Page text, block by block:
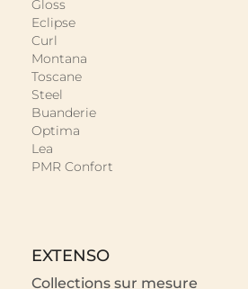
Gloss
Eclipse
Curl
Montana
Toscane
Steel
Buanderie
Optima
Lea
PMR Confort
EXTENSO
Collections sur mesure